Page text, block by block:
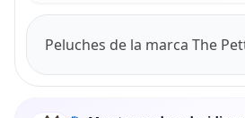
Peluches de la marca The